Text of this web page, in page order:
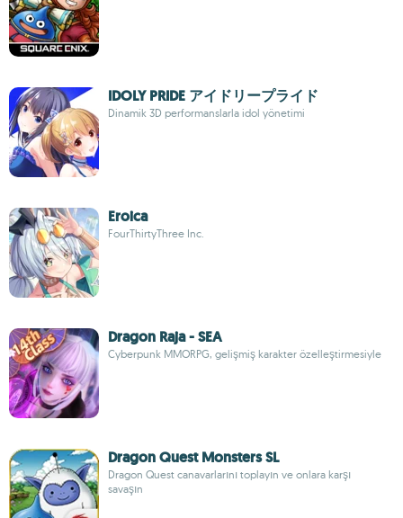
IDOLY PRIDE アイドリープライド
Dinamik 3D performanslarla idol yönetimi
Eroica
FourThirtyThree Inc.
Dragon Raja - SEA
Cyberpunk MMORPG, gelişmiş karakter özelleştirmesiyle
Dragon Quest Monsters SL
Dragon Quest canavarlarını toplayın ve onlara karşı
savaşın